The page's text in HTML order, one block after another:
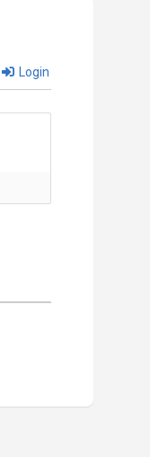
Login